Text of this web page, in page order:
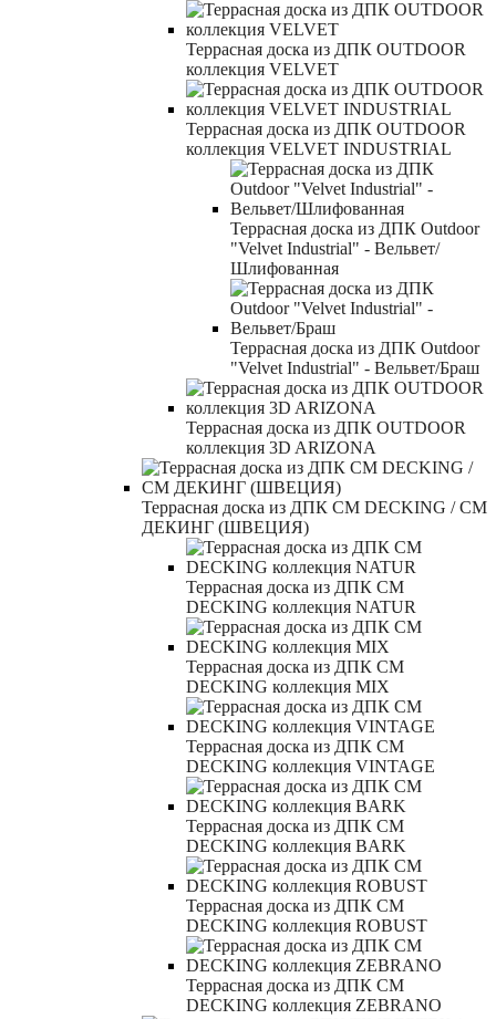
Террасная доска из ДПК OUTDOOR
коллекция VELVET
Террасная доска из ДПК OUTDOOR
коллекция VELVET INDUSTRIAL
Террасная доска из ДПК Outdoor
"Velvet Industrial" - Вельвет/
Шлифованная
Террасная доска из ДПК Outdoor
"Velvet Industrial" - Вельвет/Браш
Террасная доска из ДПК OUTDOOR
коллекция 3D ARIZONA
Террасная доска из ДПК CM DECKING / СМ
ДЕКИНГ (ШВЕЦИЯ)
Террасная доска из ДПК CM
DECKING коллекция NATUR
Террасная доска из ДПК CM
DECKING коллекция MIX
Террасная доска из ДПК CM
DECKING коллекция VINTAGE
Террасная доска из ДПК CM
DECKING коллекция BARK
Террасная доска из ДПК CM
DECKING коллекция ROBUST
Террасная доска из ДПК CM
DECKING коллекция ZEBRANO